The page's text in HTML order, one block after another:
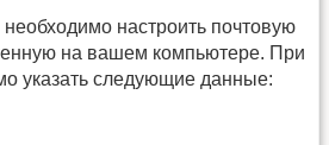
настроить почтовую
на вашем компьютере. При
указать следующие данные: